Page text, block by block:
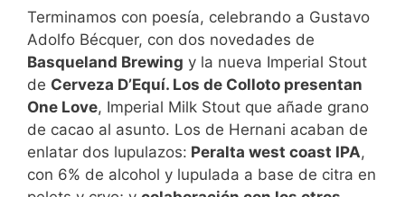
Terminamos con poesía, celebrando a Gustavo
Adolfo Bécquer, con dos novedades de
Basqueland Brewing y la nueva Imperial Stout
de Cerveza D’Equí. Los de Colloto presentan
One Love, Imperial Milk Stout que añade grano
de cacao al asunto. Los de Hernani acaban de
enlatar dos lupulazos: Peralta west coast IPA,
con 6% de alcohol y lupulada a base de citra en